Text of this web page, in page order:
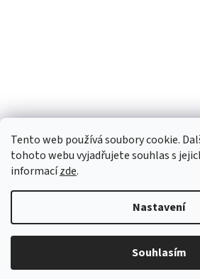
Tento web používá soubory cookie.
tohoto webu vyjadřujete souhlas s
informacízde.
Nastavení
Souhlasím